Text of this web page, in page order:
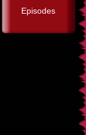
Episodes